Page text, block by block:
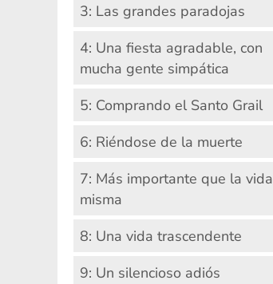
3: Las grandes paradojas
4: Una fiesta agradable, con
mucha gente simpática
5: Comprando el Santo Grail
6: Riéndose de la muerte
7: Más importante que la vida
misma
8: Una vida trascendente
9: Un silencioso adiós